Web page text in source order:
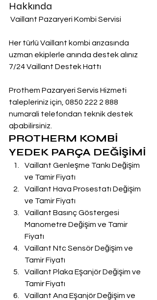
Hakkında
Vaillant Pazaryeri Kombi Servisi
Her türlü Vaillant kombi arızasında
uzman ekiplerle anında destek alınız
7/24 Vaillant Destek Hattı
Prothem Pazaryeri Servis Hizmeti
talepleriniz için, 0850 222 2 888
numarali telefondan teknik destek
aþabilirsiniz.
PROTHERM KOMBİ
YEDEK PARÇA DEĞİŞİMİ
Vaillant Genleşme Tankı Değişim
ve Tamir Fiyatı
Vaillant Hava Prosestatı Değişim
ve Tamir Fiyatı
Vaillant Basınç Göstergesi
Manometre Değişim ve Tamir
Fiyatı
Vaillant Ntc Sensör Değişim ve
Tamir Fiyatı
Vaillant Plaka Eşanjör Değişim ve
Tamir Fiyatı
Vaillant Ana Eşanjör Değişim ve